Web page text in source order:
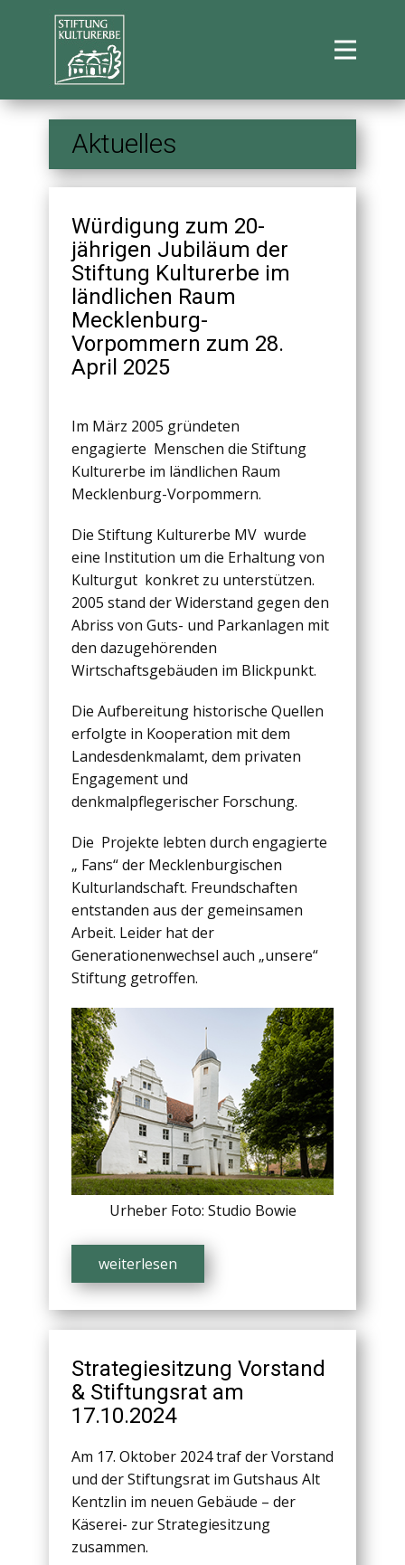
Aktuelles
Würdigung zum 20-
jährigen Jubiläum der
Stiftung Kulturerbe im
ländlichen Raum
Mecklenburg-
Vorpommern zum 28.
April 2025
Im März 2005 gründeten
engagierte Menschen die Stiftung
Kulturerbe im ländlichen Raum
Mecklenburg-Vorpommern.
Die Stiftung Kulturerbe MV wurde
eine Institution um die Erhaltung von
Kulturgut konkret zu unterstützen.
2005 stand der Widerstand gegen den
Abriss von Guts- und Parkanlagen mit
den dazugehörenden
Wirtschaftsgebäuden im Blickpunkt.
Die Aufbereitung historische Quellen
erfolgte in Kooperation mit dem
Landesdenkmalamt, dem privaten
Engagement und
denkmalpflegerischer Forschung.
Die Projekte lebten durch engagierte
„ Fans“ der Mecklenburgischen
Kulturlandschaft. Freundschaften
entstanden aus der gemeinsamen
Arbeit. Leider hat der
Generationenwechsel auch „unsere“
Stiftung getroffen.
Urheber Foto: Studio Bowie
weiterlesen
Strategiesitzung Vorstand
& Stiftungsrat am
17.10.2024
Am 17. Oktober 2024 traf der Vorstand
und der Stiftungsrat im Gutshaus Alt
Kentzlin im neuen Gebäude – der
Käserei- zur Strategiesitzung
zusammen.